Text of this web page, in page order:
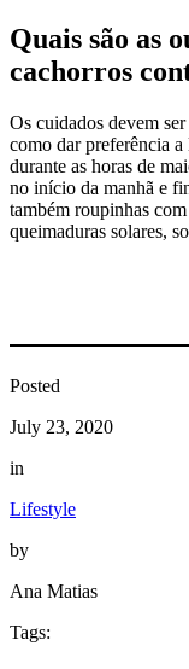
Quais são as
cachorros
Os cuidados devem
como dar preferência
durante as horas de
no início da manhã e
também roupinhas
queimaduras solares,
Posted
July 23, 2020
in
Lifestyle
by
Ana Matias
Tags: